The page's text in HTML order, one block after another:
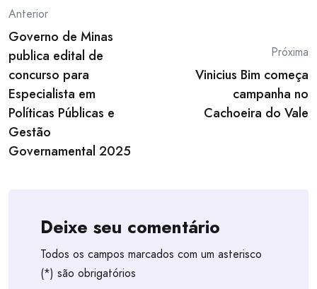
Post
navigation
Anterior
Governo de Minas
publica edital de
concurso para
Especialista em
Políticas Públicas e
Gestão
Governamental 2025
Próxima
Vinicius Bim começa
campanha no
Cachoeira do Vale
Deixe seu comentário
Todos os campos marcados com um asterisco
(*) são obrigatórios